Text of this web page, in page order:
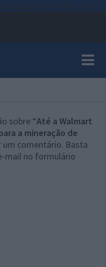
sobre “Até a Walmart
a mineração de
um comentário. Basta
mail no formulário